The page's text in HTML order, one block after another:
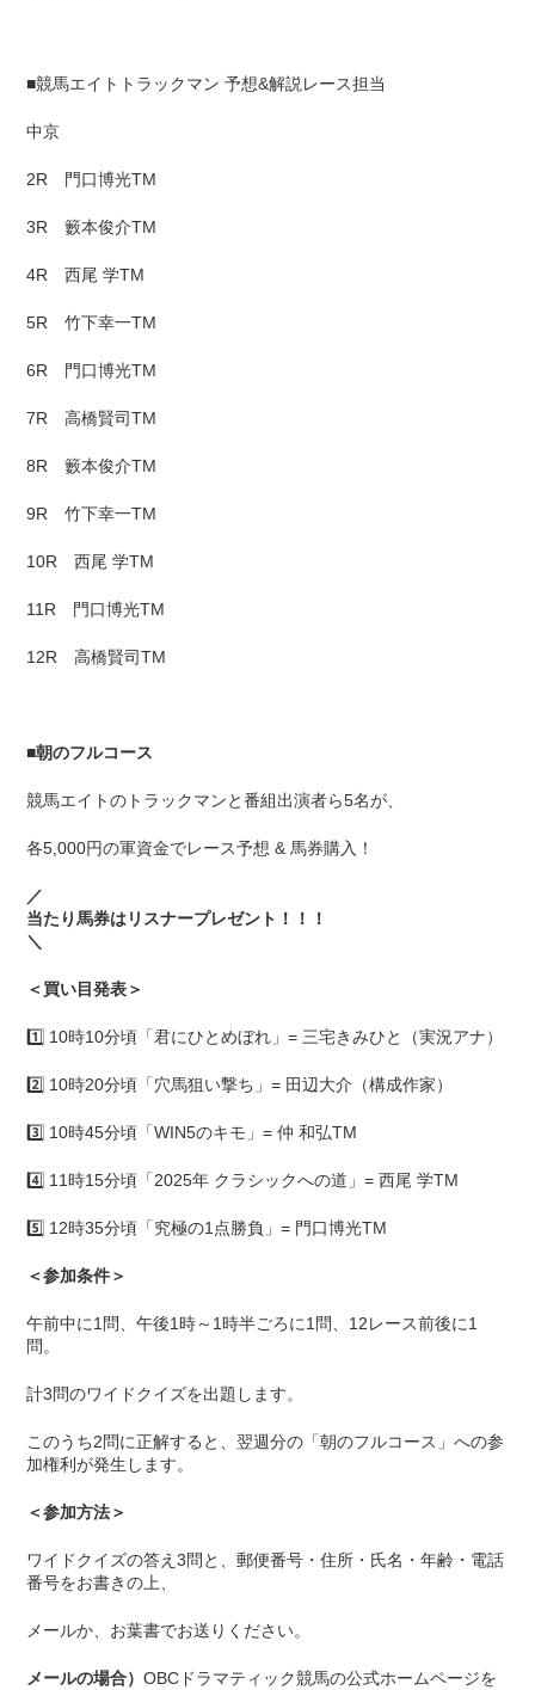
■競馬エイトトラックマン 予想&解説レース担当
中京
2R 門口博光TM
3R 籔本俊介TM
4R 西尾 学TM
5R 竹下幸一TM
6R 門口博光TM
7R 高橋賢司TM
8R 籔本俊介TM
9R 竹下幸一TM
10R 西尾 学TM
11R 門口博光TM
12R 高橋賢司TM
■朝のフルコース
競馬エイトのトラックマンと番組出演者ら5名が、
各5,000円の軍資金でレース予想 & 馬券購入！
／
当たり馬券はリスナープレゼント！！！
＼
＜買い目発表＞
1️⃣ 10時10分頃「君にひとめぼれ」= 三宅きみひと（実況アナ）
2️⃣ 10時20分頃「穴馬狙い撃ち」= 田辺大介（構成作家）
3️⃣ 10時45分頃「WIN5のキモ」= 仲 和弘TM
4️⃣ 11時15分頃「2025年 クラシックへの道」= 西尾 学TM
5️⃣ 12時35分頃「究極の1点勝負」= 門口博光TM
＜参加条件＞
午前中に1問、午後1時～1時半ごろに1問、12レース前後に1
問。
計3問のワイドクイズを出題します。
このうち2問に正解すると、翌週分の「朝のフルコース」への参
加権利が発生します。
＜参加方法＞
ワイドクイズの答え3問と、郵便番号・住所・氏名・年齢・電話
番号をお書きの上、
メールか、お葉書でお送りください。
メールの場合）OBCドラマティック競馬の公式ホームページを